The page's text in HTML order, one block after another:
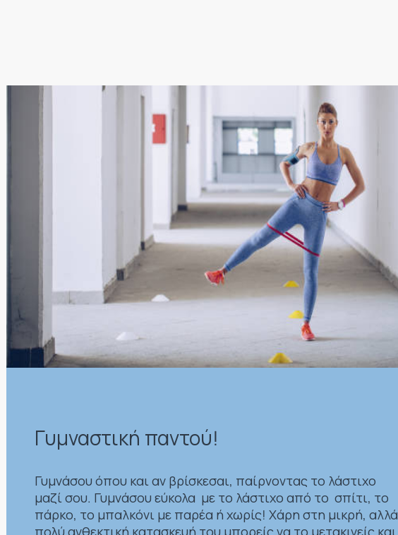
Γυμναστική παντού!
Γυμνάσου όπου και αν βρίσκεσαι, παίρνοντας το λάστιχο
μαζί σου. Γυμνάσου εύκολα με το λάστιχο από το σπίτι, το
πάρκο, το μπαλκόνι με παρέα ή χωρίς! Χάρη στη μικρή, αλλά
πολύ ανθεκτική κατασκευή του μπορείς να το μετακινείς και